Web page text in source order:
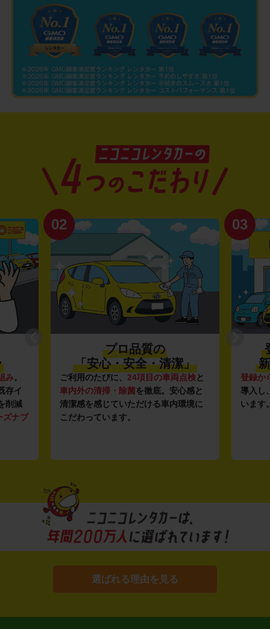
み。
存イ
削減
ズナブ
02
プロ品質の
「安心・安全・清潔」
ご利用のたびに、 24項目の車両点検と
車内外の清掃・除菌を徹底。安心感と
清潔感を感じていただける車内環境に
こだわっています。
03
登録か
導入し
います
選ばれる理由を見る